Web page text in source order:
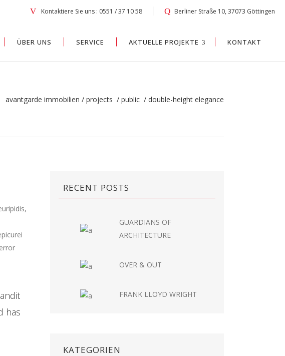
Kontaktiere Sie uns : 0551 / 37 10 58 Berliner Straße 10, 37073 Göttingen
ÜBER UNS SERVICE AKTUELLE PROJEKTE KONTAKT
avantgarde immobilien / projects / public / double-height elegance
has
RECENT POSTS
GUARDIANS OF
ARCHITECTURE
OVER & OUT
FRANK LLOYD WRIGHT
KATEGORIEN